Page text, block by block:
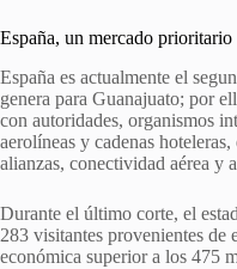
España, un mercado prioritario
España es actualmente el
genera para Guanajuato; por
con autoridades, organismos
aerolíneas y cadenas
alianzas, conectividad aérea y
Durante el último corte, el
283 visitantes provenientes de
económica superior a los 475